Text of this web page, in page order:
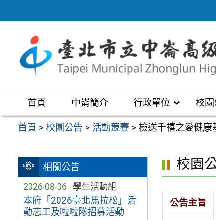
至
區
首頁 中崙簡介 行政單位 校
首頁 >校園公告 > 活動競賽 >檢送千禧之愛健康
相關公告
2026-08-06 學生活動組
本府「2026臺北馬拉松」活
動志工及啦啦隊招募活動
校園
公告主旨